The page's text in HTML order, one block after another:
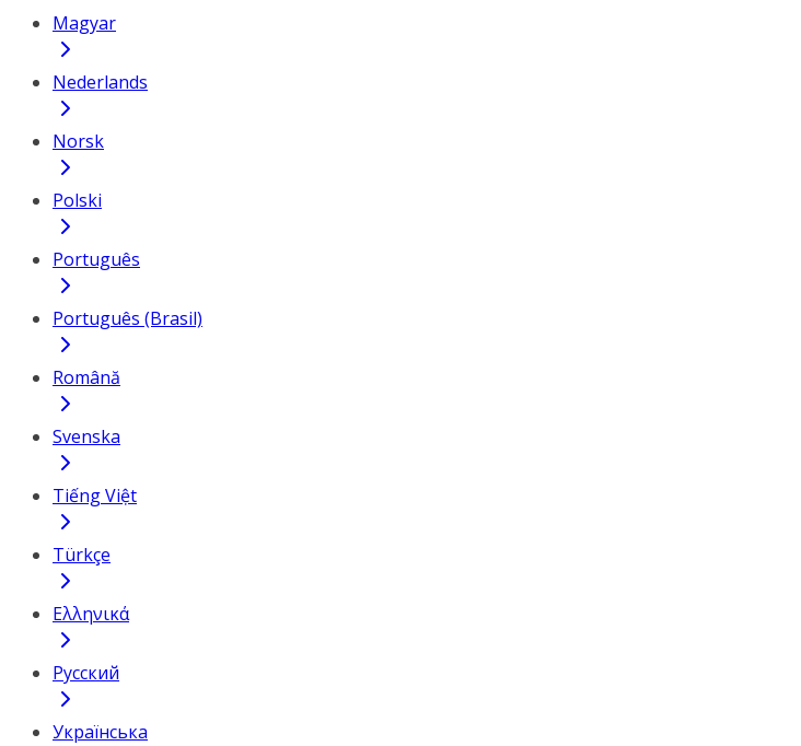
Magyar
Nederlands
Norsk
Polski
Português
Português (Brasil)
Română
Svenska
Tiếng Việt
Türkçe
Ελληνικά
Русский
Українська